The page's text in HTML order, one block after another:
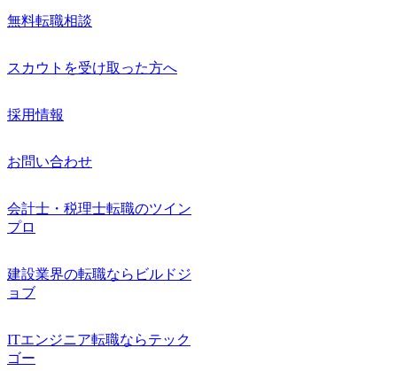
無料転職相談
スカウトを受け取った方へ
採用情報
お問い合わせ
会計士・税理士転職のツイン
プロ
建設業界の転職ならビルドジ
ョブ
ITエンジニア転職ならテック
ゴー